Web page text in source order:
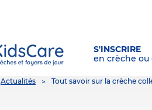
S'INSCRIRE
en crèche
Actualités Tout savoir sur la crèche